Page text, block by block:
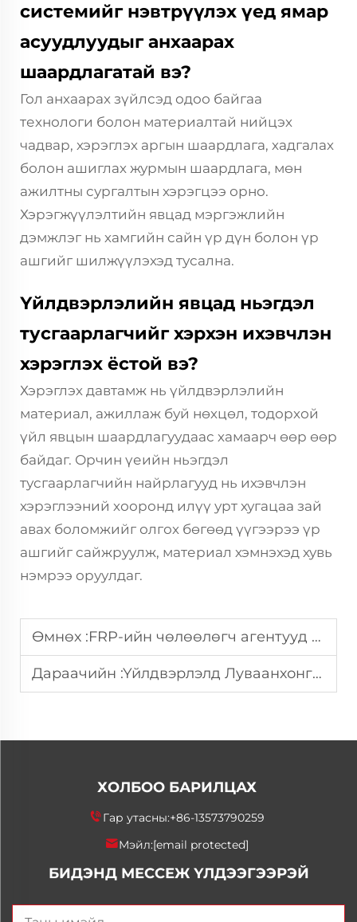
системийг нэвтрүүлэх үед ямар
асуудлуудыг анхаарах
шаардлагатай вэ?
Гол анхаарах зүйлсэд одоо байгаа
технологи болон материалтай нийцэх
чадвар, хэрэглэх аргын шаардлага, хадгалах
болон ашиглах журмын шаардлага, мөн
ажилтны сургалтын хэрэгцээ орно.
Хэрэгжүүлэлтийн явцад мэргэжлийн
дэмжлэг нь хамгийн сайн үр дүн болон үр
ашгийг шилжүүлэхэд тусална.
Үйлдвэрлэлийн явцад ньэгдэл
тусгаарлагчийг хэрхэн ихэвчлэн
хэрэглэх ёстой вэ?
Хэрэглэх давтамж нь үйлдвэрлэлийн
материал, ажиллаж буй нөхцөл, тодорхой
үйл явцын шаардлагуудаас хамаарч өөр өөр
байдаг. Орчин үеийн ньэгдэл
тусгаарлагчийн найрлагууд нь ихэвчлэн
хэрэглээний хооронд илүү урт хугацаа зай
авах боломжийг олгох бөгөөд үүгээрээ үр
ашгийг сайжруулж, материал хэмнэхэд хувь
нэмрээ оруулдаг.
Өмнөх :FRP-ийн чөлөөлөгч агентууд гадаргуугийн гөлгөр байдал болон гялалзах чанарт яаж нөлөөлдөг вэ?
Дараачийн :Үйлдвэрлэлд Луваанхонгийн чөлөөлөх агент яагаад онцлог байдаг вэ?
ХОЛБОО БАРИЛЦАХ
Гар утасны:+86-13573790259
Мэйл:[email protected]
БИДЭНД МЕССЕЖ ҮЛДЭЭГЭЭРЭЙ